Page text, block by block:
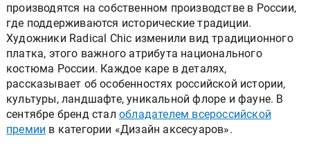
производятся на собственном производстве в России,
где поддерживаются исторические традиции.
Художники Radical Chic изменили вид традиционного
платка, этого важного атрибута национального
костюма России. Каждое каре в деталях,
рассказывает об особенностях российской истории,
культуры, ландшафте, уникальной флоре и фауне. В
сентябре бренд стал обладателем всероссийской
премии в категории «Дизайн аксесуаров».